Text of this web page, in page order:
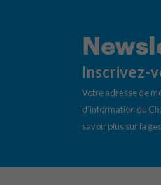
Inscrivez-
Votre adresse de
d’information du
savoir plus sur la